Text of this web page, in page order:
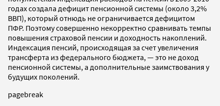
годах создала дефицит пенсионной системы (около 3,2%
ВВП), который отнюдь не ограничивается дефицитом
ПФР. Поэтому совершенно некорректно сравнивать темпы
повышения страховой пенсии и доходность накоплений.
Индексация пенсий, происходящая за счет увеличения
трансферта из федерального бюджета, — это не доход
пенсионной системы, а дополнительные заимствования у
будущих поколений.
pagebreak